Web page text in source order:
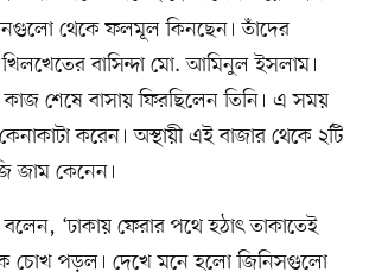
থেকে ফলমূল কিনছেন। তাঁদের
বাসিন্দা মো. আমিনুল ইসলাম।
শেষে বাসায় ফিরছিলেন তিনি। এ সময়
করেন। অস্থায়ী এই বাজার থেকে ২টি
জাম কেনেন।
‘ঢাকায় ফেরার পথে হঠাৎ তাকাতেই
চোখ পড়ল। দেখে মনে হলো জিনিসগুলো